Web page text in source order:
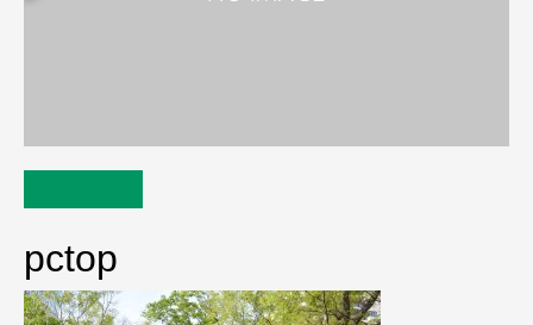
pctop